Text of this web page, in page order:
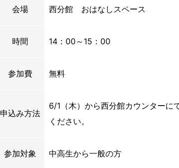
会場 西分館 おはなしスペース
時間 14：00～15：00
参加費 無料
申込み方法
6/1（木）から西分館カウンターに
ください。
参加対象 中高生から一般の方